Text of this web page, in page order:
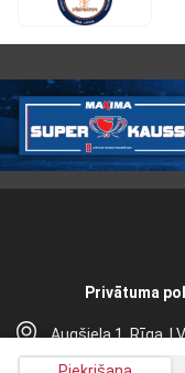
Augšiela 1, Rīga,
lhf@lhf.lv
Privātuma